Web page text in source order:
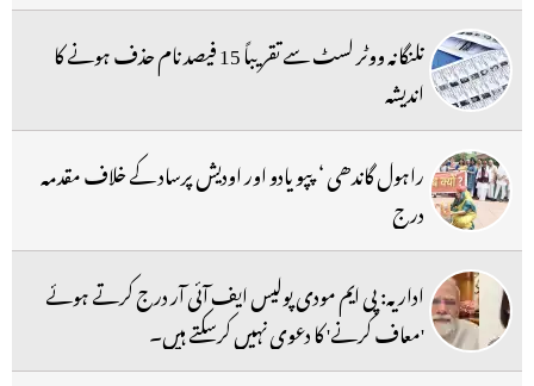
تلنگانہ ووٹر لسٹ سے تقریباً 15 فیصد نام حذف ہونے کا
اندیشہ
راہول گاندھی ‘ پپو یادو اور اودیش پرساد کے خلاف مقدمہ
درج
اداریہ: پی ایم مودی پولیس ایف آئی آر درج کرتے ہوئے
'معاف کرنے' کا دعوی نہیں کرسکتے ہیں۔